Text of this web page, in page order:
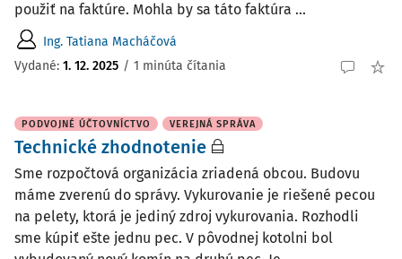
použiť na faktúre. Mohla by sa táto faktúra ...
Ing. Tatiana Macháčová
Vydané: 1. 12. 2025 / 1 minúta čítania
PODVOJNÉ ÚČTOVNÍCTVO VEREJNÁ SPRÁVA
Technické zhodnotenie
Sme rozpočtová organizácia zriadená obcou. Budovu
máme zverenú do správy. Vykurovanie je riešené pecou
na pelety, ktorá je jediný zdroj vykurovania. Rozhodli
sme kúpiť ešte jednu pec. V pôvodnej kotolni bol